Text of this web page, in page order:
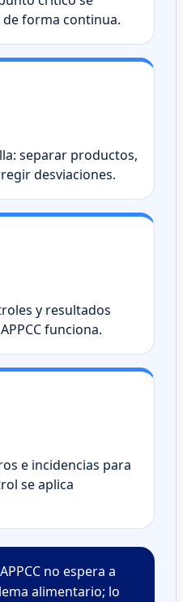
forma continua.
separar productos,
desviaciones.
y resultados
funciona.
e incidencias para
se aplica
no espera a
alimentario; lo